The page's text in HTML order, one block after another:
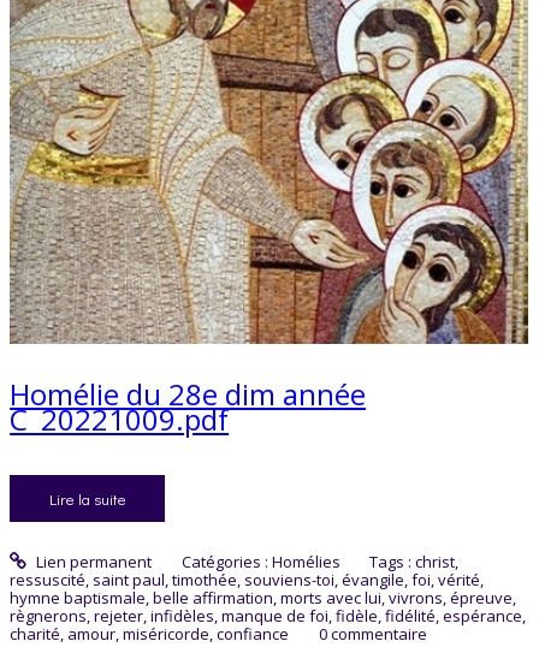
Homélie du 28e dim année
C_20221009.pdf
Lire la suite
Lien permanent Catégories : Homélies Tags :christ,
ressuscité, saint paul,timothée, souviens-toi,évangile,foi,vérité,
hymne baptismale,belle affirmation,morts avec lui,vivrons,épreuve,
règnerons,rejeter,infidèles,manque de foi,fidèle,fidélité,espérance,
charité, amour,miséricorde,confiance 0commentaire